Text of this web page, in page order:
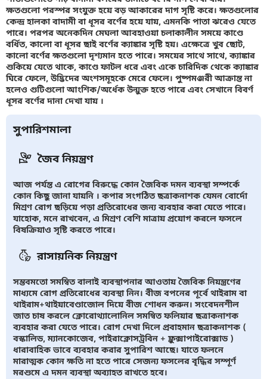
ক্ষতগুলো পরস্পর সংযুক্ত হয়ে বড় আকারের দাগ সৃষ্টি করে। ক্ষতগুলোর
কেন্দ্র হালকা বাদামী বা ধূসর বর্ণের হয়ে যায়, এমনকি পাতা ঝরেও যেতে
পারে। পরপর অনেকদিন মেঘলা আবহাওয়া চলাকালীন সময়ে কাণ্ডে
বর্ধিত, কালো বা ধূসর ছাই বর্ণের ক্যাঙ্কার সৃষ্টি হয়। এক্ষেত্রে খুব ছোট,
কালো বর্ণের ক্ষতগুলো দৃশ্যমান হতে পারে। সময়ের সাথে সাথে, ক্যাঙ্কার
শুকিয়ে যেতে থাকে, কাণ্ডে ফাটল ধরে এবং একে চারিদিক থেকে ক্যাঙ্কার
ঘিরে ফেলে, উদ্ভিদের অংশসমূহকে মেরে ফেলে। পুষ্পমঞ্জরী আক্রান্ত না
হলেও গুটিগুলো আংশিক/অর্ধেক উন্মুক্ত হতে পারে এবং সেখানে বিবর্ণ
ধূসর বর্ণের দানা দেখা যায় ।
সুপারিশমালা
জৈব নিয়ন্ত্রণ
আজ পর্যন্ত এ রোগের বিরুদ্ধে কোন জৈবিক দমন ব্যবস্থা সম্পর্কে
কোন কিছু জানা যায়নি । কপার সংগঠিত ছত্রাকনাশক যেমন বোর্দো
মিশ্রণ রোগ ছড়িয়ে পড়া প্রতিরোধের জন্য ব্যবহার করা যেতে পারে।
যাহোক, মনে রাখবেন, এ মিশ্রণ বেশি মাত্রায় প্রয়োগ করলে ফসলে
বিষক্রিয়াও সৃষ্টি করতে পারে।
রাসায়নিক নিয়ন্ত্রণ
সম্ভবমতো সমম্বিত বালাই ব্যবস্থাপনার আওতায় জৈবিক নিয়ন্ত্রণের
মাধ্যমে রোগ প্রতিরোধের ব্যবস্থা নিন। বীজ বপনের পূর্বে থাইরাম বা
থাইরাম+থাইয়াবেণ্ডাজোল দিয়ে বীজ শোধন করুন। সংবেদনশীল
জাত চাষ করলে ক্লোরোথ্যালোনিল সমন্বিত ফলিয়ার ছত্রাকনাশক
ব্যবহার করা যেতে পারে। রোগ দেখা দিলে প্রবাহমান ছত্রাকনাশক (
বস্কালিড, ম্যানকোজেব, পাইরাক্লোসট্রবিন + ফ্লুক্সাপাইরোক্সাড )
ধারাবাহিক ভাবে ব্যবহার করার সুপারিশ আছে। যাতে ফলনে
মারাত্মক কোন ক্ষতি না হতে পারে সেজন্য ফসলের বৃদ্ধির সম্পূর্ণ
মরশুমে এ দমন ব্যবস্থা অব্যাহত রাখতে হবে।